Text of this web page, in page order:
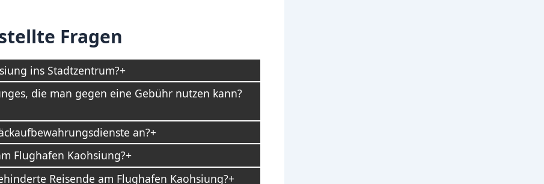
Fragen
ins Stadtzentrum?
die man gegen eine Gebühr nutzen kann?
an?
Flughafen Kaohsiung?
Reisende am Flughafen Kaohsiung?